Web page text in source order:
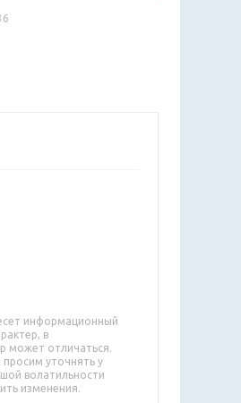
информационный
в
может отличаться.
уточнять у
волатильности
изменения.